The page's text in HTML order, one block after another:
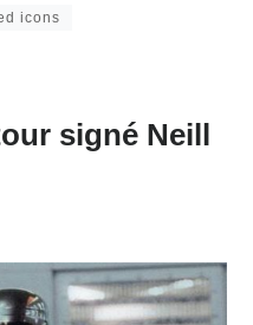
icons
signé Neill